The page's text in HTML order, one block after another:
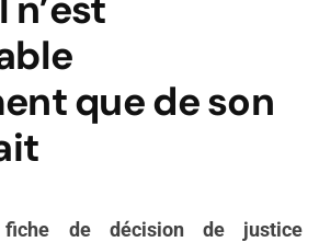
que de son
fiche de décision de justice